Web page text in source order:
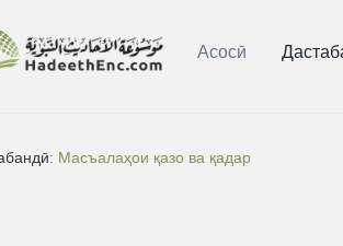
Асосӣ
Масъалаҳои қазо ва қадар